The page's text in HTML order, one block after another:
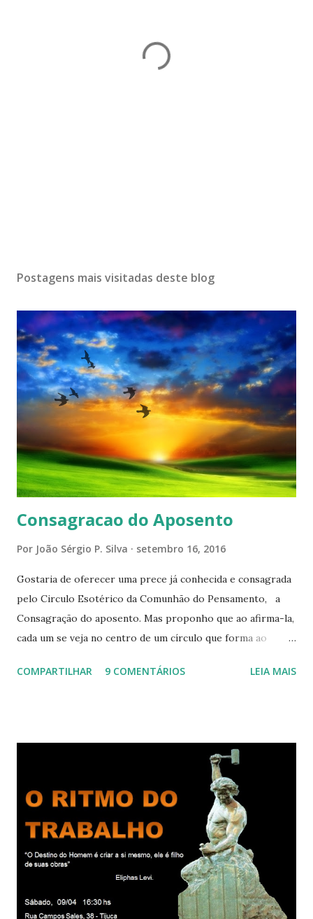
Postagens mais visitadas deste blog
Consagracao do Aposento
Por João Sérgio P. Silva setembro 16, 2016
Gostaria de oferecer uma prece já conhecida e consagrada
pelo Circulo Esotérico da Comunhão do Pensamento, a
Consagração do aposento. Mas proponho que ao afirma-la,
cada um se veja no centro de um círculo que forma ao
cada um de nós mesmos. Um círculo que cresce e se
relacionamos e vai se ampliando e tocando os círculos
iluminados daqueles com que cooperamos, formando um
círculo cada vez maior de Paz e Harmonia. CONSAGRAÇÃO
DO APOSENTO Dentro do Círculo Infinito da Divina
Presença que me envolve inteiramente Afirmo: Há uma só
presença aqui: é a presença da Harmonia, que faz vibrar
todos os corações de Felicidade e Alegria. Quem quer que
aqui entre, sentirá as vibrações da Divina Harmonia. Há uma
só presença aqui: é a...
COMPARTILHAR 9 COMENTÁRIOS LEIA MAIS